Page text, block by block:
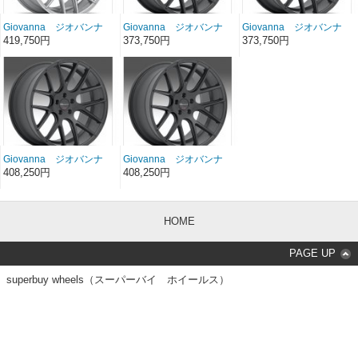
Giovanna ジオバンナ
SHAKI シルバーマシ
ン 22インチ 22×9
419,750円
Giovanna ジオバンナ
SHAKI ブラック 20イ
ンチ 20×10.5
373,750円
Giovanna ジオバンナ
SHAKI ブラック 20イ
ンチ 20×9
373,750円
Giovanna ジオバンナ
SHAKI ブラック 22イ
408,250円
Giovanna ジオバンナ
SHAKI ブラック 22イ
408,250円
HOME
PAGE UP
superbuy wheels（スーパーバイ ホイールス）